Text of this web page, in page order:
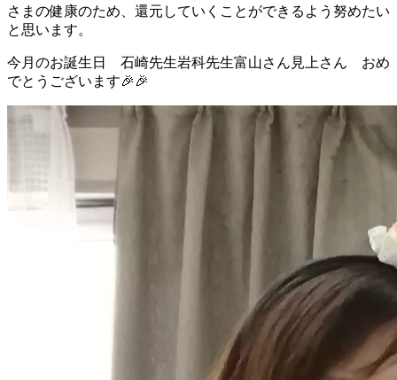
さまの健康のため、還元していくことができるよう努めたい
と思います。
今月のお誕生日 石崎先生岩科先生富山さん見上さん おめ
でとうございます🎉🎉